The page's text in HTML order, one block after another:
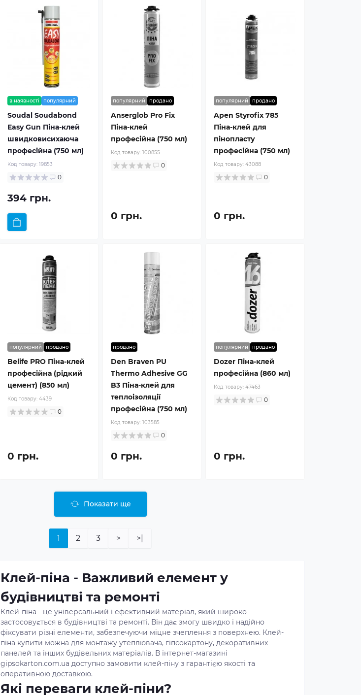
в наявності популярний
Soudal Soudabond
Easy Gun Піна-клей
швидковисихаюча
професійна (750 мл)
Код товару: 19853
0
394 грн.
популярний продано
Anserglob Pro Fix
Піна-клей
професійна (750 мл)
Код товару: 100855
0
0 грн.
популярний продано
Apen Styrofix 785
Піна-клей для
пінопласту
професійна (750 мл)
Код товару:43088
0
0 грн.
популярний продано
Belife PRO Піна-клей
професійна (рідкий
цемент) (850 мл)
Код товару: 4439
0
0 грн.
продано
Den Braven PU
Thermo Adhesive GG
B3 Піна-клей для
теплоізоляції
професійна (750 мл)
Код товару: 103585
0
0 грн.
популярний продано
Dozer Піна-клей
професійна (860 мл)
Код товару:47463
0
0 грн.
Показати ще
1 2 3 > >|
Клей-піна - Важливий елемент у
будівництві та ремонті
Клей-піна - це універсальний і ефективний матеріал, який широко
застосовується в будівництві та ремонті. Він дає змогу швидко і надійно
фіксувати різні елементи, забезпечуючи міцне зчеплення з поверхнею. Клей-
піна купити можна для монтажу утеплювача, гіпсокартону, декоративних
панелей та інших будівельних матеріалів. В інтернет-магазині
gipsokarton.com.ua доступно замовити клей-піну з гарантією якості та
оперативною доставкою.
Які переваги клей-піни?